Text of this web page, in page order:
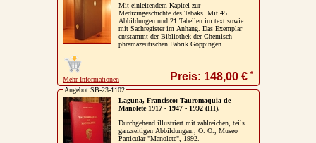
Mit einleitendem Kapitel zur
Medizingeschichte des Tabaks. Mit 45
Abbildungen und 21 Tabellen im text sowie
mit Sachregister im Anhang. Das Exemplar
entstammt der Bibliothek der Chemisch-
phramazeutischen Fabrik Göppingen...
Mehr Informationen Preis: 148,00 € *
Angebot SB-23-1102
Laguna, Francisco: Tauromaquia de
Manolete 1917 - 1947 - 1992 (III).
Durchgehend illustriert mit zahlreichen, teils
ganzseitigen Abbildungen., O. O., Museo
Particular "Manolete", 1992.